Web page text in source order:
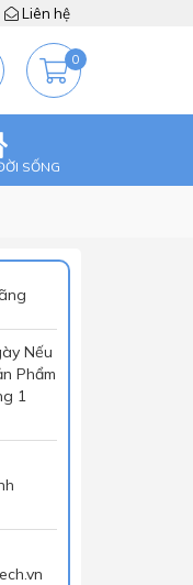
Liên hệ
0
SỐNG
Nếu
Phẩm
1